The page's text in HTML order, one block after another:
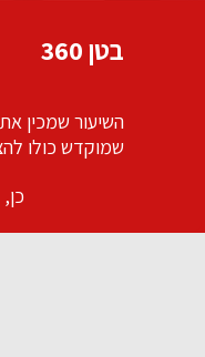
פילאטיס עם
פילאטיס עמוק
הגוף ולתחושת